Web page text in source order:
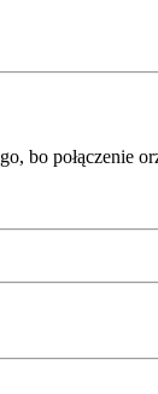
bo połączenie